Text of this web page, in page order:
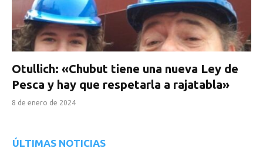
Otullich: «Chubut tiene una nueva Ley de
Pesca y hay que respetarla a rajatabla»
8 de enero de 2024
ÚLTIMAS NOTICIAS